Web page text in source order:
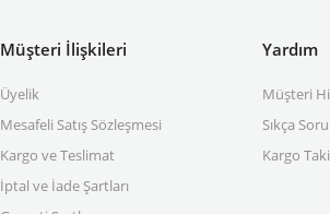
Müşteri İlişkileri
Üyelik
Mesafeli Satış Sözleşmesi
Kargo ve Teslimat
İptal ve İade Şartları
Yardım
Müşteri
Sıkça
Kargo